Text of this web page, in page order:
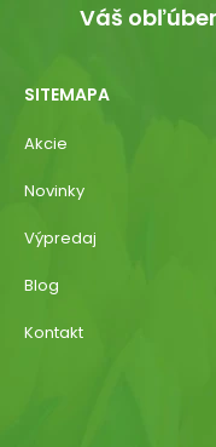
Váš
SITEMAPA
Akcie
Novinky
Výpredaj
Blog
Kontakt